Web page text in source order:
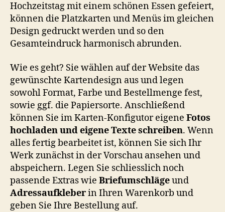
Hochzeitstag mit einem schönen Essen gefeiert,
können die Platzkarten und Menüs im gleichen
Design gedruckt werden und so den
Gesamteindruck harmonisch abrunden.
Wie es geht? Sie wählen auf der Website das
gewünschte Kartendesign aus und legen
sowohl Format, Farbe und Bestellmenge fest,
sowie ggf. die Papiersorte. Anschließend
können Sie im Karten-Konfigutor eigene Fotos
hochladen und eigene Texte schreiben. Wenn
alles fertig bearbeitet ist, können Sie sich Ihr
Werk zunächst in der Vorschau ansehen und
abspeichern. Legen Sie schliesslich noch
passende Extras wie Briefumschlägeund
Adressaufkleberin Ihren Warenkorb und
geben Sie Ihre Bestellung auf.